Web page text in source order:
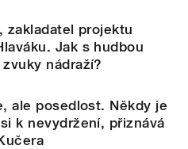
zakladatel projektu
Jak s hudbou
nádraží?
ale posedlost. Někdy je
k nevydržení, přiznává